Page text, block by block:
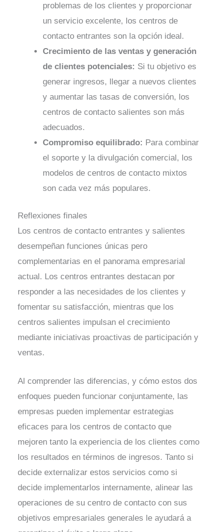
problemas de los clientes y proporcionar
un servicio excelente, los centros de
contacto entrantes son la opción ideal.
Crecimiento de las ventas y generación
de clientes potenciales: Si tu objetivo es
generar ingresos, llegar a nuevos clientes
y aumentar las tasas de conversión, los
centros de contacto salientes son más
adecuados.
Compromiso equilibrado: Para combinar
el soporte y la divulgación comercial, los
modelos de centros de contacto mixtos
son cada vez más populares.
Reflexiones finales
Los centros de contacto entrantes y salientes
desempeñan funciones únicas pero
complementarias en el panorama empresarial
actual. Los centros entrantes destacan por
responder a las necesidades de los clientes y
fomentar su satisfacción, mientras que los
centros salientes impulsan el crecimiento
mediante iniciativas proactivas de participación y
ventas.
Al comprender las diferencias, y cómo estos dos
enfoques pueden funcionar conjuntamente, las
empresas pueden implementar estrategias
eficaces para los centros de contacto que
mejoren tanto la experiencia de los clientes como
los resultados en términos de ingresos. Tanto si
decide externalizar estos servicios como si
decide implementarlos internamente, alinear las
operaciones de su centro de contacto con sus
objetivos empresariales generales le ayudará a